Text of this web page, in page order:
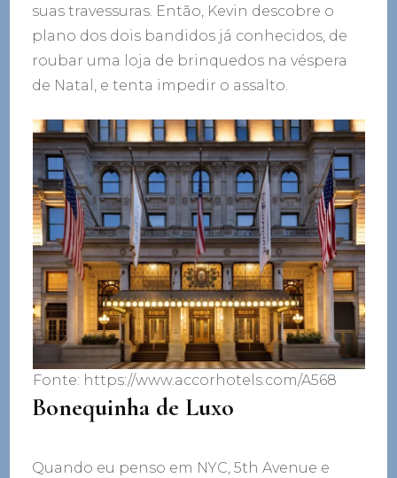
suas travessuras. Então, Kevin descobre o
plano dos dois bandidos já conhecidos, de
roubar uma loja de brinquedos na véspera
de Natal, e tenta impedir o assalto.
Fonte: https://www.accorhotels.com/A568
Bonequinha de Luxo
Quando eu penso em NYC, 5th Avenue e